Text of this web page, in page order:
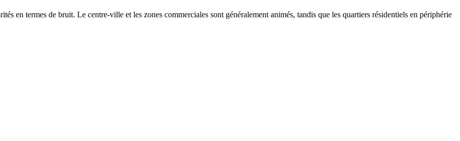
en termes de bruit. Le centre-ville et les zones commerciales sont généralement animés, tandis que les quartiers résidentiels en périphérie